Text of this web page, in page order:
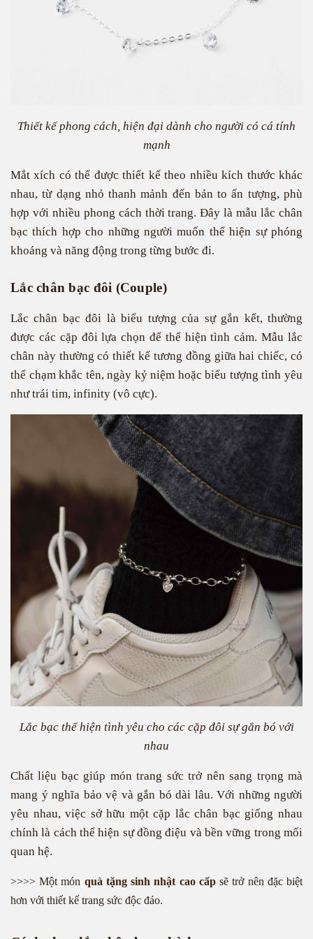
Thiết kế phong cách, hiện đại dành cho người có cá tính
mạnh
Mắt xích có thể được thiết kế theo nhiều kích thước khác
nhau, từ dạng nhỏ thanh mảnh đến bản to ấn tượng, phù
hợp với nhiều phong cách thời trang. Đây là mẫu lắc chân
bạc thích hợp cho những người muốn thể hiện sự phóng
khoáng và năng động trong từng bước đi.
Lắc chân bạc đôi (Couple)
Lắc chân bạc đôi là biểu tượng của sự gắn kết, thường
được các cặp đôi lựa chọn để thể hiện tình cảm. Mẫu lắc
chân này thường có thiết kế tương đồng giữa hai chiếc, có
thể chạm khắc tên, ngày kỷ niệm hoặc biểu tượng tình yêu
như trái tim, infinity (vô cực).
Lắc bạc thể hiện tình yêu cho các cặp đôi sự gắn bó với
nhau
Chất liệu bạc giúp món trang sức trở nên sang trọng mà
mang ý nghĩa bảo vệ và gắn bó dài lâu. Với những người
yêu nhau, việc sở hữu một cặp lắc chân bạc giống nhau
chính là cách thể hiện sự đồng điệu và bền vững trong mối
quan hệ.
>>>> Một món quà tặng sinh nhật cao cấpsẽ trở nên đặc biệt
hơn với thiết kế trang sức độc đáo.